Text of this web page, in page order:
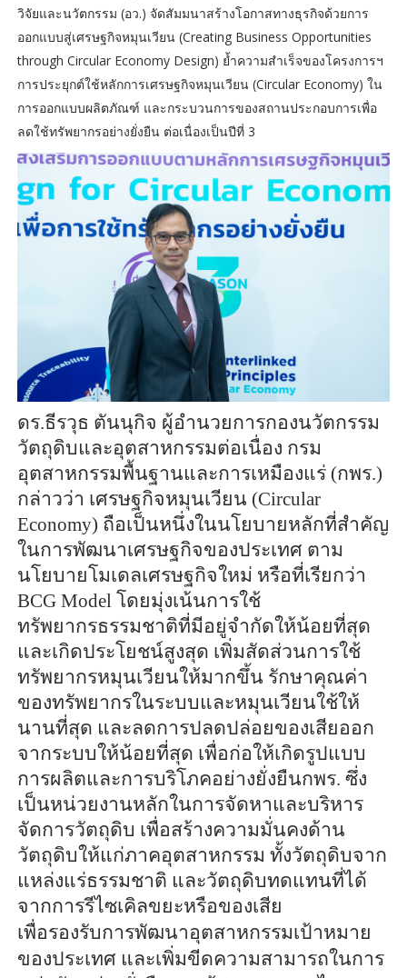
วิจัยและนวัตกรรม (อว.) จัดสัมมนาสร้างโอกาสทางธุรกิจด้วยการ
ออกแบบสู่เศรษฐกิจหมุนเวียน (Creating Business Opportunities
through Circular Economy Design) ย้ำความสำเร็จของโครงการฯ
การประยุกต์ใช้หลักการเศรษฐกิจหมุนเวียน (Circular Economy) ใน
การออกแบบผลิตภัณฑ์ และกระบวนการของสถานประกอบการเพื่อ
ลดใช้ทรัพยากรอย่างยั่งยืน ต่อเนื่องเป็นปีที่ 3
ดร.ธีรวุธ ตันนุกิจ ผู้อำนวยการกองนวัตกรรม
วัตถุดิบและอุตสาหกรรมต่อเนื่อง กรม
อุตสาหกรรมพื้นฐานและการเหมืองแร่ (กพร.)
กล่าวว่า เศรษฐกิจหมุนเวียน (Circular
Economy) ถือเป็นหนึ่งในนโยบายหลักที่สำคัญ
ในการพัฒนาเศรษฐกิจของประเทศ ตาม
นโยบายโมเดลเศรษฐกิจใหม่ หรือที่เรียกว่า
BCG Model โดยมุ่งเน้นการใช้
ทรัพยากรธรรมชาติที่มีอยู่จำกัดให้น้อยที่สุด
และเกิดประโยชน์สูงสุด เพิ่มสัดส่วนการใช้
ทรัพยากรหมุนเวียนให้มากขึ้น รักษาคุณค่า
ของทรัพยากรในระบบและหมุนเวียนใช้ให้
นานที่สุด และลดการปลดปล่อยของเสียออก
จากระบบให้น้อยที่สุด เพื่อก่อให้เกิดรูปแบบ
การผลิตและการบริโภคอย่างยั่งยืนกพร. ซึ่ง
เป็นหน่วยงานหลักในการจัดหาและบริหาร
จัดการวัตถุดิบ เพื่อสร้างความมั่นคงด้าน
วัตถุดิบให้แก่ภาคอุตสาหกรรม ทั้งวัตถุดิบจาก
แหล่งแร่ธรรมชาติ และวัตถุดิบทดแทนที่ได้
จากการรีไซเคิลขยะหรือของเสีย
เพื่อรองรับการพัฒนาอุตสาหกรรมเป้าหมาย
ของประเทศ และเพิ่มขีดความสามารถในการ